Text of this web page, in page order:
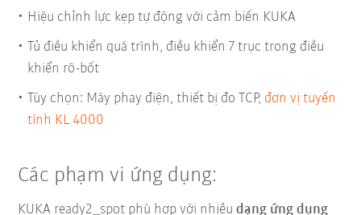
Hiệu chỉnh lực kẹp tự động với cảm biến KUKA
Tủ điều khiển quá trình, điều khiển 7 trục trong điều
khiển rô-bốt
Tùy chọn: Máy phay điện, thiết bị đo TCP, đơn vị tuyến
tính KL 4000
Các phạm vi ứng dụng:
KUKA ready2_spot phù hợp với nhiềudạng ứng dụng